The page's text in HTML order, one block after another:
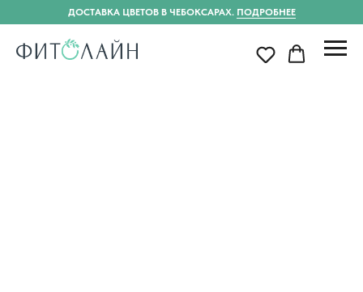
ДОСТАВКА ЦВЕТОВ В ЧЕБОКСАРАХ. ПОДРОБНЕЕ